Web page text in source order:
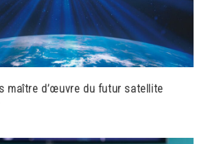
maître d’œuvre du futur satellite